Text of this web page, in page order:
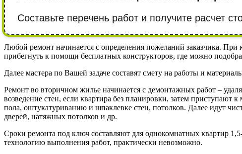
Составьте перечень работ и получите расчет
Любой ремонт начинается с определения пожеланий заказчика. При
прибегнуть к помощи бесплатных конструкторов, где можно
Далее мастера по Вашей задаче составят смету на работы и
Ремонт во вторичном жилье начинается с демонтажных работ –
возведение стен, если квартира без планировки, затем
пола, оштукатуриванию и шпаклевке стен, потолков. Далее идут
дверей, натяжных потолков и др.
Сроки ремонта под ключ составляют для однокомнатных квартир
технологию выполнения работ, практически невозможно.